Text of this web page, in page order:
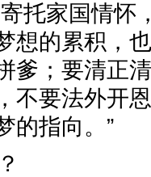
托家国情怀
想的累积，
爹；要清正
不要法外
梦的指向
？